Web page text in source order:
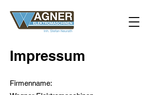
Impressum
Firmenname: